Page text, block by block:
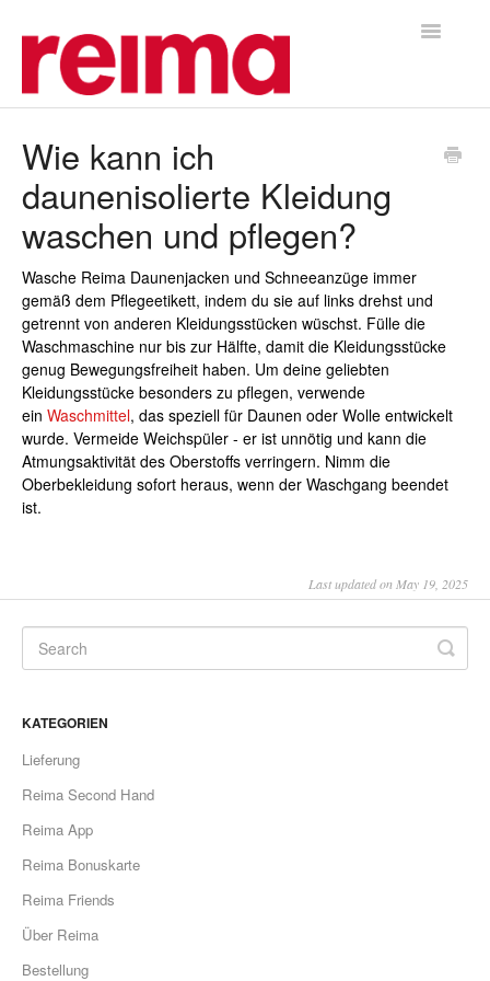
Toggle
Wie kann ich
daunenisolierte Kleidung
waschen und pflegen?
Wasche Reima Daunenjacken und Schneeanzüge immer
gemäß dem Pflegeetikett, indem du sie auf links drehst und
getrennt von anderen Kleidungsstücken wüschst. Fülle die
Waschmaschine nur bis zur Hälfte, damit die Kleidungsstücke
genug Bewegungsfreiheit haben. Um deine geliebten
Kleidungsstücke besonders zu pflegen, verwende
ein Waschmittel, das speziell für Daunen oder Wolle entwickelt
wurde. Vermeide Weichspüler - er ist unnötig und kann die
Atmungsaktivität des Oberstoffs verringern. Nimm die
Oberbekleidung sofort heraus, wenn der Waschgang beendet
ist.
Last updated on May 19, 2025
KATEGORIEN
Lieferung
Reima Second Hand
Reima App
Reima Bonuskarte
Reima Friends
Über Reima
Bestellung